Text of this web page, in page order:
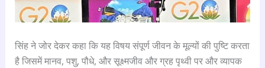
सिंह ने जोर देकर कहा कि यह विषय संपूर्ण जीवन के मूल्यों की पुष्टि करता
है जिसमें मानव, पशु, पौधे, और सूक्ष्मजीव और ग्रह पृथ्वी पर और व्यापक